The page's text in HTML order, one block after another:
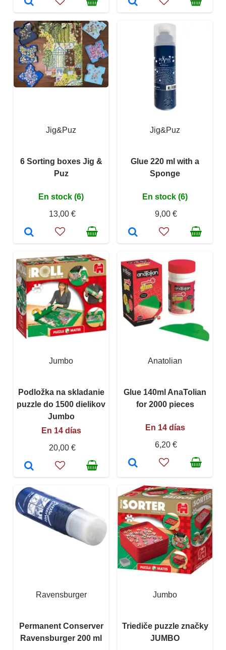
Jig&Puz
6 Sorting boxes Jig &
Puz
En stock (6)
13,00 €
Jig&Puz
Glue 220 ml with a
Sponge
En stock (6)
9,00 €
Jumbo
Podložka na skladanie
puzzle do 1500 dielikov
Jumbo
En 14 días
20,00 €
Anatolian
Glue 140ml AnaTolian
for 2000 pieces
En 14 días
6,20 €
Ravensburger
Permanent Conserver
Ravensburger 200 ml
Jumbo
Triediče puzzle značky
JUMBO